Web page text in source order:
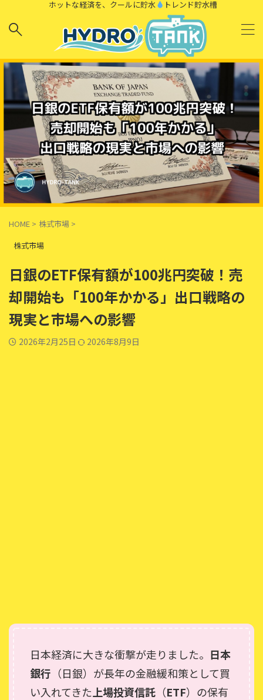
ホットな経済を、クールに貯水 トレンド貯水槽
HOME > 株式市場 >
株式市場
日銀のETF保有額が100兆円突破！売
却開始も「100年かかる」出口戦略の
現実と市場への影響
2026年2月25日 2026年8月9日
日本経済に大きな衝撃が走りました。 日本
銀行 （日銀）が長年の金融緩和策として買
い入れてきた上場投資信託 （ETF）の保有